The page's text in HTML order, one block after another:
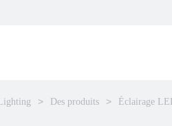
Des produits Éclairage